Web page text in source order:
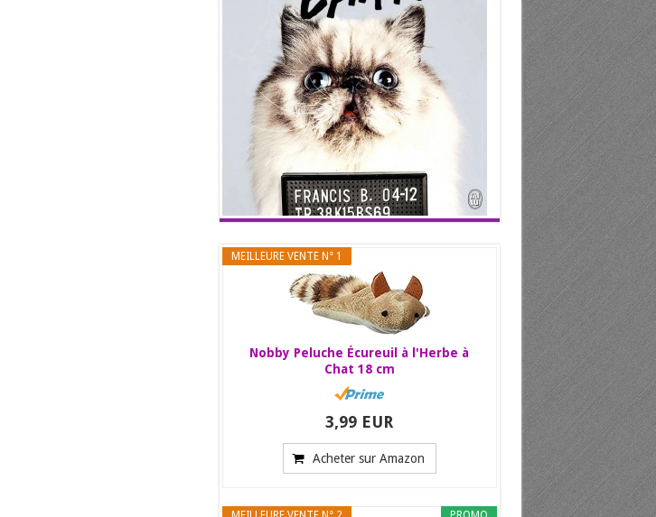
MEILLEURE VENTE N° 1
Nobby Peluche Écureuil à l'Herbe à
Chat 18 cm
3,99 EUR
Acheter sur Amazon